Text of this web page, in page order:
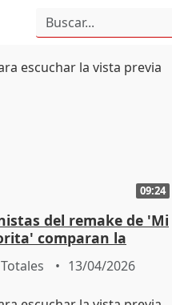
09:24
del remake de 'Mi
comparan la
con la nueva
13/04/2026